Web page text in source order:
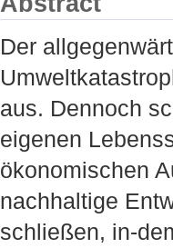
Der
aus. Dennoch
eigenen
ökonomischen
nachhaltige
schließen, in-